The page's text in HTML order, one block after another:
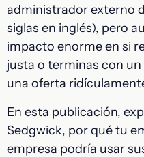
administrador externo
siglas en inglés), pero
impacto enorme en si
justa o terminas con
una oferta
En esta publicación,
Sedgwick, por qué tu
empresa podría usar